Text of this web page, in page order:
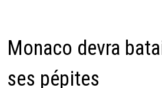
Monaco devra
ses pépites